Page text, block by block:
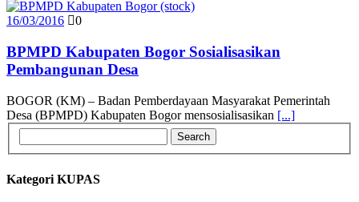
16/03/2016 0
BPMPD Kabupaten Bogor Sosialisasikan
Pembangunan Desa
BOGOR (KM) – Badan Pemberdayaan Masyarakat Pemerintah
Desa (BPMPD) Kabupaten Bogor mensosialisasikan [...]
Kategori KUPAS